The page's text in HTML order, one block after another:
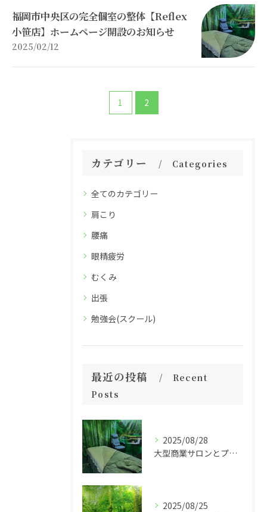
福岡市中央区の完全個室の整体【Reflex
小笹店】ホームページ開設のお知らせ
2025/02/12
1 2
カテゴリー Categories
全てのカテゴリー
肩こり
腰痛
眼精疲労
むくみ
出張
勉強会(スクール)
最近の投稿
Recent
Posts
2025/08/28
大型商業サロンとプライベートサロンの違い
2025/08/25